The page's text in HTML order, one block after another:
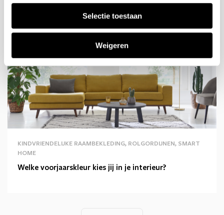
Selectie toestaan
Weigeren
KINDVRIENDELIJKE RAAMBEKLEDING, ROLGORDIJNEN, SMART
HOME
Welke voorjaarskleur kies jij in je interieur?